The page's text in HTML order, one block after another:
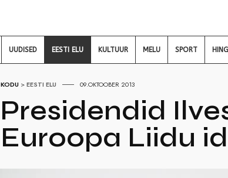
UUDISED EESTI ELU KULTUUR MELU SPORT
KODU >EESTI ELU 09.OKTOOBER 2013
Presidendid
Euroopa Liidu